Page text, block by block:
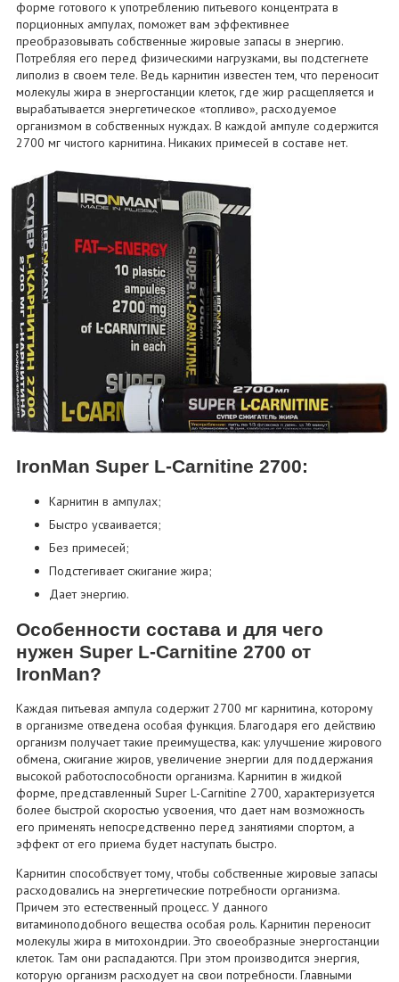
форме готового к употреблению питьевого концентрата в
порционных ампулах, поможет вам эффективнее
преобразовывать собственные жировые запасы в энергию.
Потребляя его перед физическими нагрузками, вы подстегнете
липолиз в своем теле. Ведь карнитин известен тем, что переносит
молекулы жира в энергостанции клеток, где жир расщепляется и
вырабатывается энергетическое «топливо», расходуемое
организмом в собственных нуждах. В каждой ампуле содержится
2700 мг чистого карнитина. Никаких примесей в составе нет.
IronMan Super L-Carnitine 2700:
Карнитин в ампулах;
Быстро усваивается;
Без примесей;
Подстегивает сжигание жира;
Дает энергию.
Особенности состава и для чего
нужен Super L-Carnitine 2700 от
IronMan?
Каждая питьевая ампула содержит 2700 мг карнитина, которому
в организме отведена особая функция. Благодаря его действию
организм получает такие преимущества, как: улучшение жирового
обмена, сжигание жиров, увеличение энергии для поддержания
высокой работоспособности организма. Карнитин в жидкой
форме, представленный Super L-Carnitine 2700, характеризуется
более быстрой скоростью усвоения, что дает нам возможность
его применять непосредственно перед занятиями спортом, а
эффект от его приема будет наступать быстро.
Карнитин способствует тому, чтобы собственные жировые запасы
расходовались на энергетические потребности организма.
Причем это естественный процесс. У данного
витаминоподобного вещества особая роль. Карнитин переносит
молекулы жира в митохондрии. Это своеобразные энергостанции
клеток. Там они распадаются. При этом производится энергия,
которую организм расходует на свои потребности. Главными